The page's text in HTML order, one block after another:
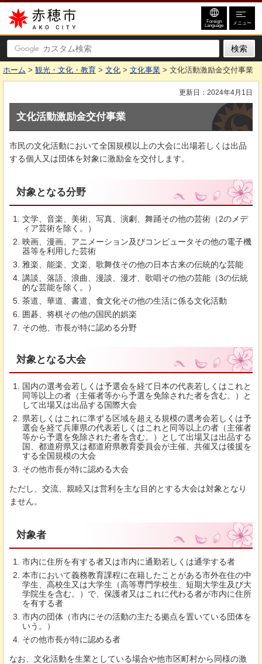
赤穂市
Foreign
Language メニュー
ホーム > 観光・文化・教育 > 文化 > 文化事業 > 文化活動激励金交付事業
更新日：2024年4月1日
文化活動激励金交付事業
市民の文化活動において全国規模以上の大会に出場若しくは出品
する個人又は団体を対象に激励金を交付します。
対象となる分野
文学、音楽、美術、写真、演劇、舞踊その他の芸術（2のメデ
ィア芸術を除く。）
映画、漫画、アニメーション及びコンピュータその他の電子機
器等を利用した芸術
雅楽、能楽、文楽、歌舞伎その他の日本古来の伝統的な芸能
講談、落語、浪曲、漫談、漫才、歌唱その他の芸能（3の伝統
的な芸能を除く。）
茶道、華道、書道、食文化その他の生活に係る文化活動
囲碁、将棋その他の国民的娯楽
その他、市長が特に認める分野
対象となる大会
国内の選考会若しくは予選会を経て日本の代表若しくはこれと
同等以上の者（主催者等から予選を免除された者を含む。）と
して出場又は出品する国際大会
県若しくはこれに準ずる区域を超える規模の選考会若しくは予
選会を経て兵庫県の代表若しくはこれと同等以上の者（主催者
等から予選を免除された者を含む。）として出場又は出品する
国、都道府県又は都道府県教育委員会が主催、共催又は後援を
する全国規模の大会
その他市長が特に認める大会
ただし、交流、親睦又は営利を主な目的とする大会は対象となり
ません。
対象者
市内に住所を有する者又は市内に通勤若しくは通学する者
本市において義務教育課程に在籍したことがある市外在住の中
学生、高校生又は大学生（高等専門学校生、短期大学生及び大
学院生を含む。）で、保護者又はこれに代わる者が市内に住所
を有する者
市内の団体（市内にその活動の主たる拠点を置いている団体を
いう。）
その他市長が特に認める者
なお、文化活動を生業としている場合や他市区町村から同様の激